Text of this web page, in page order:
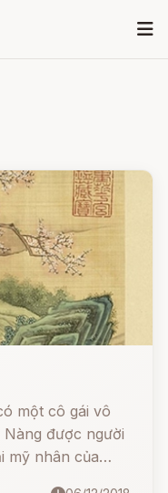
một cô gái vô
được người
mỹ nhân của